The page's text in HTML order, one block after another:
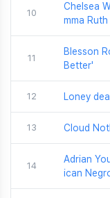
10
Chelsea
mma Ruth
11
Blesson
Better'
12 Loney
13 Cloud
14
Adrian
ican